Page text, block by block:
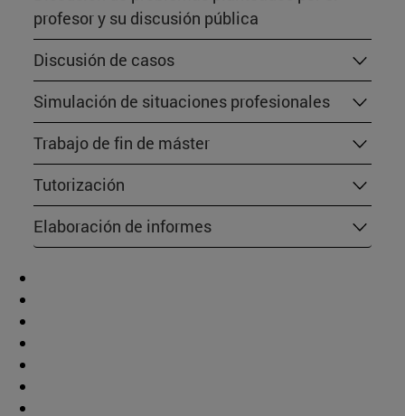
profesor y su discusión pública
Discusión de casos
Simulación de situaciones profesionales
Trabajo de fin de máster
Tutorización
Elaboración de informes